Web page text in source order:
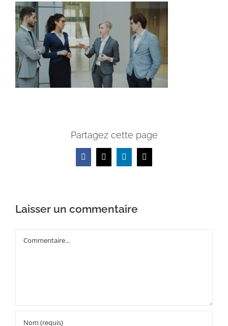
Partagez cette page
Facebook
X LinkedInEmail
Laisser un commentaire
Commentaire